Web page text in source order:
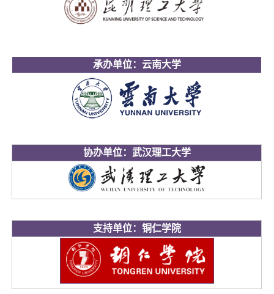
承办单位：云南大学
协办单位：武汉理工大学
支持单位：铜仁学院